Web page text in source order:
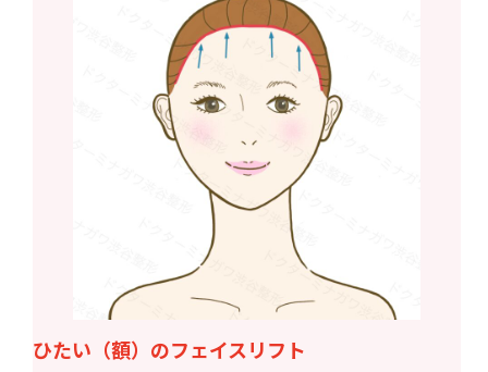
ひたい（額）のフェイスリフト